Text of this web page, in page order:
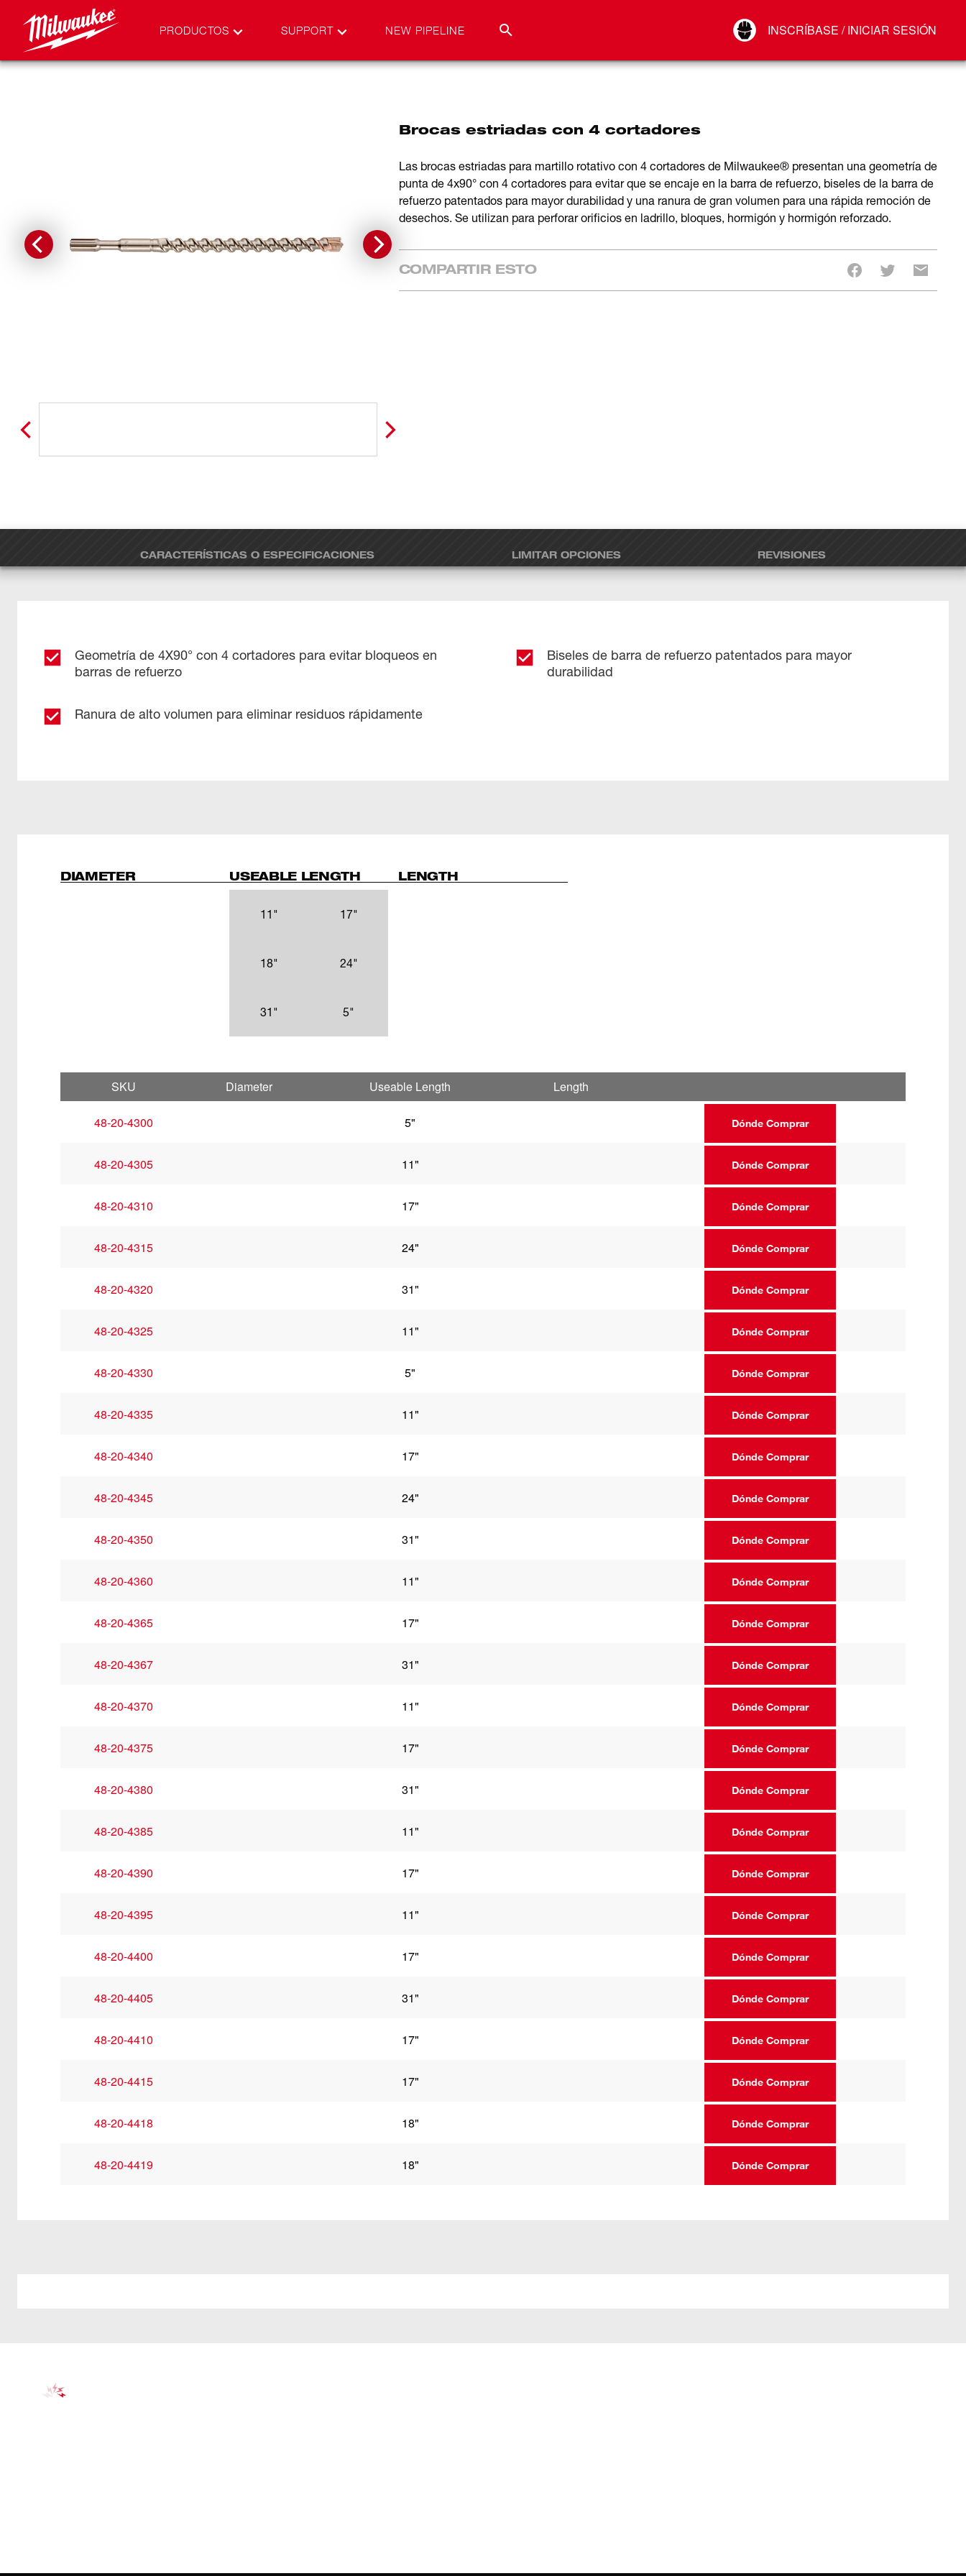
PRODUCTOS SUPPORT NEW PIPELINE INSCRÍBASE / INICIAR SESIÓN
Conectar
Brocas estriadas con 4 cortadores
Las brocas estriadas para martillo rotativo con 4 cortadores de Milwaukee® presentan una geometría de
punta de 4x90° con 4 cortadores para evitar que se encaje en la barra de refuerzo, biseles de la barra de
refuerzo patentados para mayor durabilidad y una ranura de gran volumen para una rápida remoción de
desechos. Se utilizan para perforar orificios en ladrillo, bloques, hormigón y hormigón reforzado.
COMPARTIR ESTO
CARACTERÍSTICAS O ESPECIFICACIONES LIMITAR OPCIONES REVISIONES
Geometría de 4X90° con 4 cortadores para evitar bloqueos en
barras de refuerzo
Biseles de barra de refuerzo patentados para mayor
durabilidad
Ranura de alto volumen para eliminar residuos rápidamente
DIAMETER USEABLE LENGTH
11" 17"
18" 24"
31" 5"
LENGTH
SKU Diameter Useable Length Length
48-20-4300 5" Dónde Comprar
48-20-4305 11" Dónde Comprar
48-20-4310 17" Dónde Comprar
48-20-4315 24" Dónde Comprar
48-20-4320 31" Dónde Comprar
48-20-4325 11" Dónde Comprar
48-20-4330 5" Dónde Comprar
48-20-4335 11" Dónde Comprar
48-20-4340 17" Dónde Comprar
48-20-4345 24" Dónde Comprar
48-20-4350 31" Dónde Comprar
48-20-4360 11" Dónde Comprar
48-20-4365 17" Dónde Comprar
48-20-4367 31" Dónde Comprar
48-20-4370 11" Dónde Comprar
48-20-4375 17" Dónde Comprar
48-20-4380 31" Dónde Comprar
48-20-4385 11" Dónde Comprar
48-20-4390 17" Dónde Comprar
48-20-4395 11" Dónde Comprar
48-20-4400 17" Dónde Comprar
48-20-4405 31" Dónde Comprar
48-20-4410 17" Dónde Comprar
48-20-4415 17" Dónde Comprar
48-20-4418 18" Dónde Comprar
48-20-4419 18" Dónde Comprar